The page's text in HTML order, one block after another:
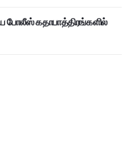
போலீஸ் கதாபாத்திரங்களில்